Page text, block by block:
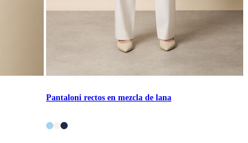
Pantaloni rectos en mezcla de lana